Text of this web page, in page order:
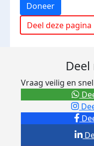
Doneer
Deel deze pagina
Vraag veilig en